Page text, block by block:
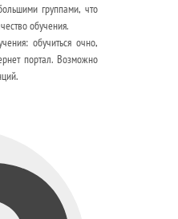
группами, что
обучения.
обучиться очно,
портал. Возможно